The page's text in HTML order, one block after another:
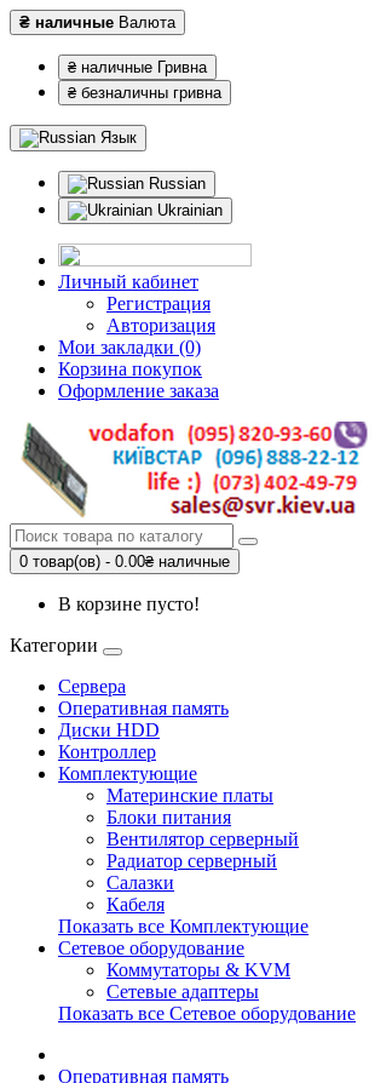
₴ наличные Валюта
₴ наличные Гривна
₴ безналичны гривна
Язык
Russian
Ukrainian
Личный кабинет
Регистрация
Авторизация
Мои закладки (0)
Корзина покупок
Оформление заказа
0 товар(ов) - 0.00₴ наличные
В корзине пусто!
Категории
Сервера
Оперативная память
Диски HDD
Контроллер
Комплектующие
Материнские платы
Блоки питания
Вентилятор серверный
Радиатор серверный
Салазки
Кабеля
Показать все Комплектующие
Сетевое оборудование
Коммутаторы & KVM
Сетевые адаптеры
Показать все Сетевое оборудование
Оперативная память